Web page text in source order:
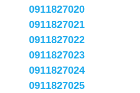
0911827020
0911827021
0911827022
0911827023
0911827024
0911827025